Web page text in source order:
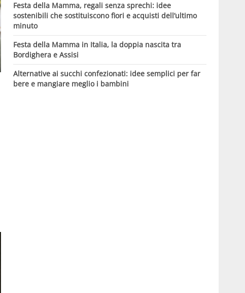
Festa della Mamma, regali senza sprechi: idee
sostenibili che sostituiscono fiori e acquisti dell’ultimo
minuto
Festa della Mamma in Italia, la doppia nascita tra
Bordighera e Assisi
Alternative ai succhi confezionati: idee semplici per far
bere e mangiare meglio i bambini